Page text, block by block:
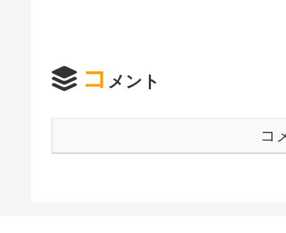
コ メント
コ